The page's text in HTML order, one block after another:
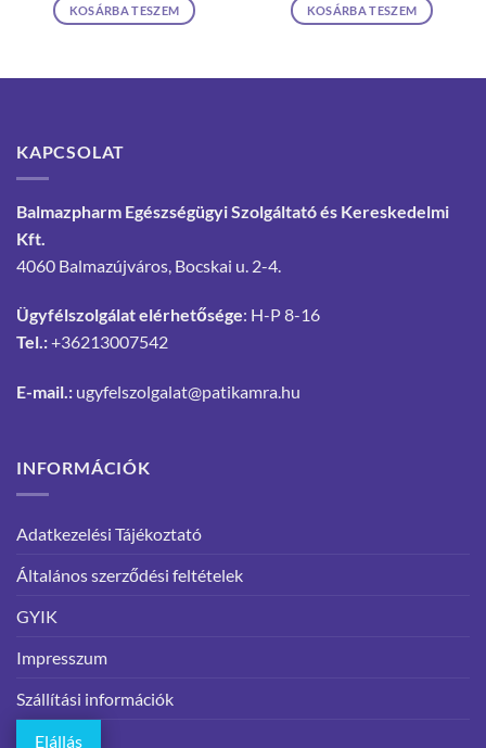
KOSÁRBA TESZEM KOSÁRBA TESZEM
KAPCSOLAT
Balmazpharm Egészségügyi Szolgáltató és Kereskedelmi
Kft.
4060 Balmazújváros, Bocskai u. 2-4.
Ügyfélszolgálat elérhetősége: H-P 8-16
Tel.:+36213007542
E-mail.: ugyfelszolgalat@patikamra.hu
INFORMÁCIÓK
Adatkezelési Tájékoztató
Általános szerződési feltételek
GYIK
Impresszum
Szállítási információk
Elállás